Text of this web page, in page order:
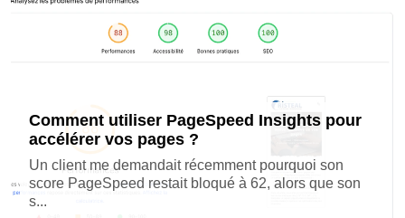
Comment utiliser PageSpeed Insights pour
accélérer vos pages ?
Un client me demandait récemment pourquoi son
score PageSpeed restait bloqué à 62, alors que son
s...